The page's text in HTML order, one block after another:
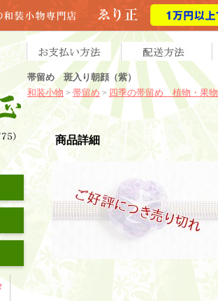
帯留め 斑入り朝顔（紫）
和装小物 > 帯留め > 四季の帯留め 植物・果物
商品詳細